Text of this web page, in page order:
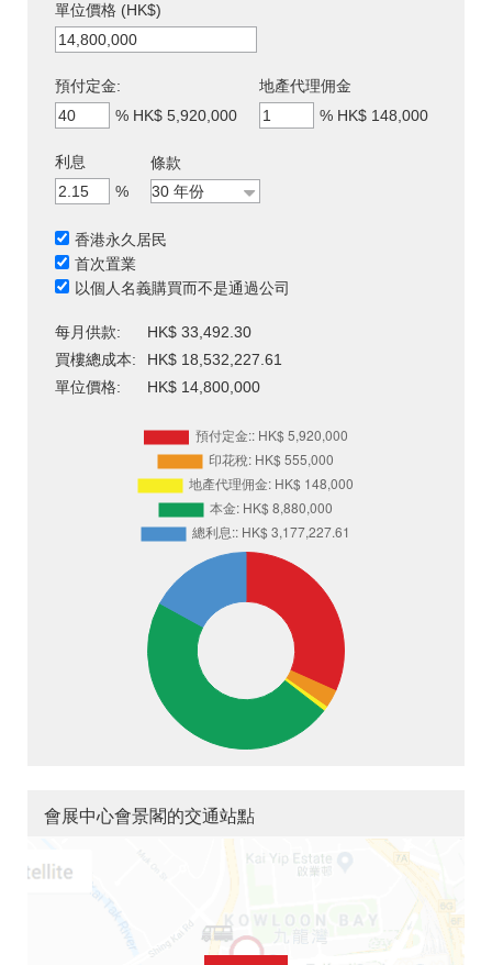
單位價格 (HK$)
預付定金:
% HK$ 5,920,000
地產代理佣金
% HK$ 148,000
利息
%
條款
香港永久居民
首次置業
以個人名義購買而不是通過公司
每月供款:
HK$ 33,492.30
買樓總成本:
HK$ 18,532,227.61
單位價格:
HK$ 14,800,000
會展中心會景閣的交通站點